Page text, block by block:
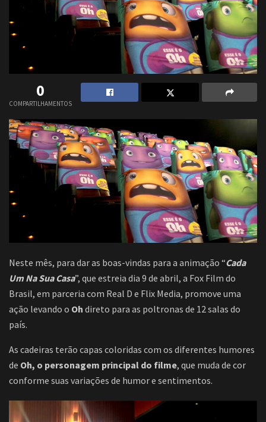
0
COMPARTILHAMENTOS
Neste mês, para dar as boas-vindas para a animação “Cada
Um Na Sua Casa”, que estreia dia 9 de abril, a Fox Film do
Brasil, em parceria com Real D e Flix Media, promove uma
ação levando o Oh direto para as poltronas de 12 salas do
país.
As cadeiras terão capas coloridas com os diferentes humores
de Oh, o personagem principal do filme, que muda de cor
conforme suas variações de humor e sentimentos.